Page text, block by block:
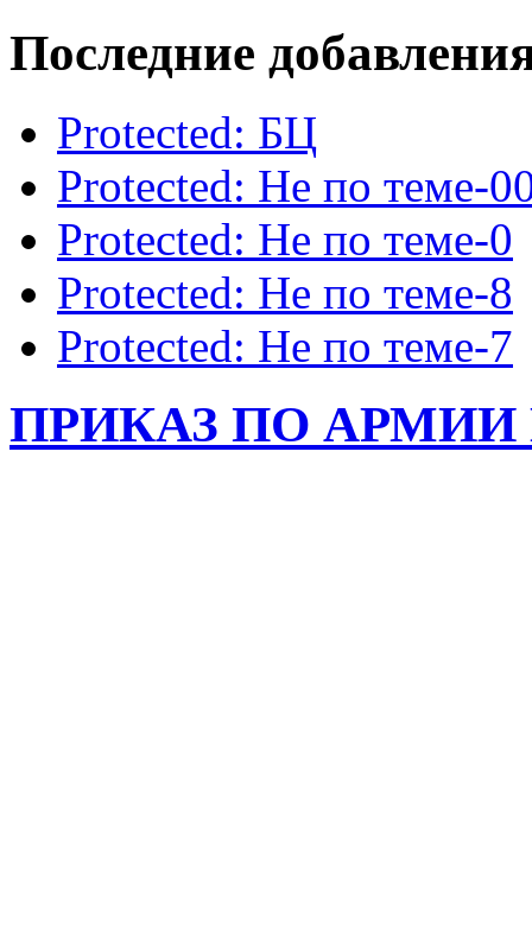
Последние
Protected: БЦ
Protected: Не по теме-
Protected: Не по теме-0
Protected: Не по теме-8
Protected: Не по теме-7
ПРИКАЗ ПО